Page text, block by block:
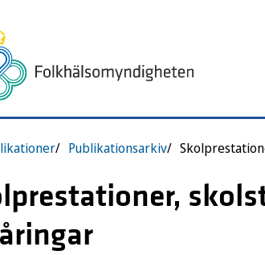
Publikationsarkiv